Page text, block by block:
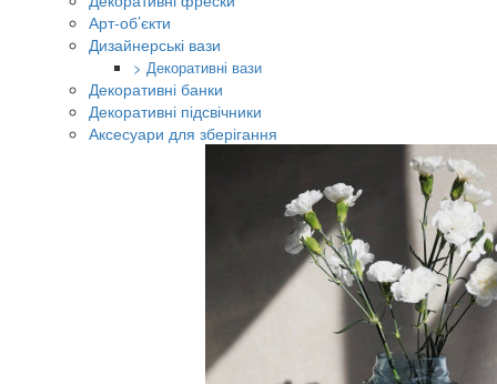
Арт-об’єкти
Дизайнерські вази
> Декоративні вази
Декоративні банки
Декоративні підсвічники
Аксесуари для зберігання